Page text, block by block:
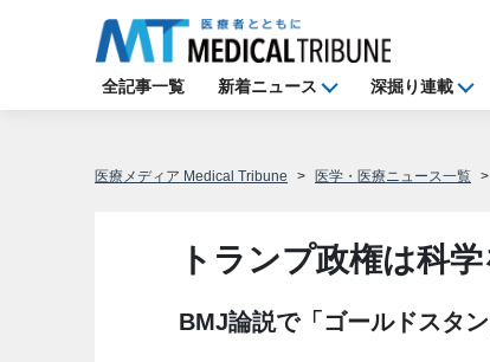
全記事一覧 新着ニュース 深掘り連載
医療メディア Medical Tribune 医学・医療ニュース一覧
トランプ政権は科
BMJ論説で「ゴールドスタ